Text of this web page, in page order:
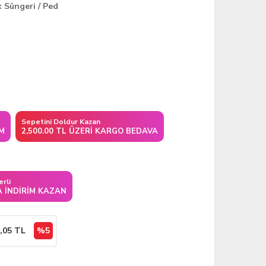
Süngeri / Ped
Sepetini Doldur Kazan
2,500.00 TL ÜZERI KARGO BEDAVA
İNDIRIM KAZAN
TL %5